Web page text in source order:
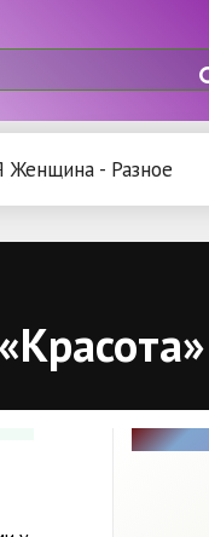
Женщина - Разное